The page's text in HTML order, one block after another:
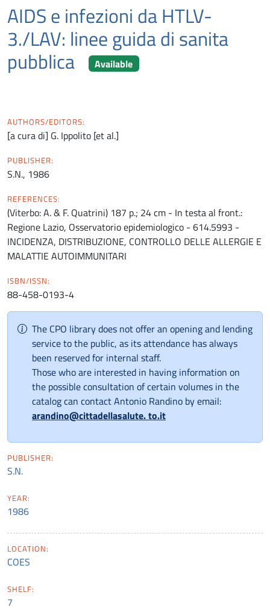
AIDS e infezioni da HTLV-
3./LAV: linee guida di sanita
pubblica Available
AUTHORS/EDITORS:
[a cura di] G. Ippolito [et al.]
PUBLISHER:
S.N., 1986
REFERENCES:
(Viterbo: A. & F. Quatrini) 187 p.; 24 cm - In testa al front.:
Regione Lazio, Osservatorio epidemiologico - 614.5993 -
INCIDENZA, DISTRIBUZIONE, CONTROLLO DELLE ALLERGIE E
MALATTIE AUTOIMMUNITARI
ISBN/ISSN:
88-458-0193-4
The CPO library does not offer an opening and lending
service to the public, as its attendance has always
been reserved for internal staff.
Those who are interested in having information on
the possible consultation of certain volumes in the
catalog can contact Antonio Randino by email:
arandino@cittadellasalute. to.it
PUBLISHER:
S.N.
YEAR:
1986
LOCATION:
COES
SHELF:
7